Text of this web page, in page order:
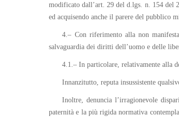
modificato dall’art. 29 del d.lgs. n. 154 del
ed acquisendo anche il parere del pubblico
4.– Con riferimento alla non
salvaguardia dei diritti dell’uomo e delle
4.1.– In particolare, relativamente alla
Innanzitutto, reputa insussistente
Inoltre, denuncia l’irragionevole
paternità e la più rigida normativa